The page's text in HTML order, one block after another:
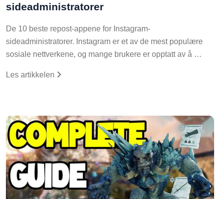
sideadministratorer
De 10 beste repost-appene for Instagram-
sideadministratorer. Instagram er et av de mest populære
sosiale nettverkene, og mange brukere er opptatt av å …
Les artikkelen